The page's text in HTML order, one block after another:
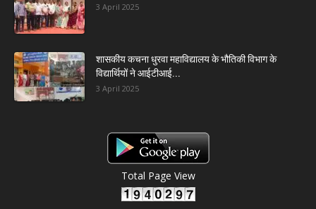
3 April 2025
शासकीय कचना धुरवा महाविद्यालय के भौतिकी विभाग के
विद्यार्थियों ने आईटीआई...
3 April 2025
Total Page View